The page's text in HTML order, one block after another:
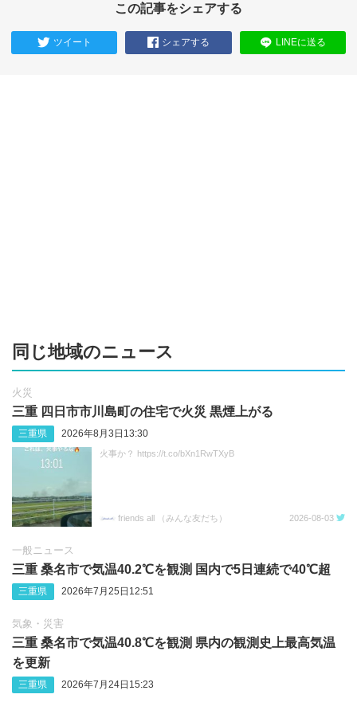
この記事をシェアする
ツイート シェアする LINEに送る
同じ地域のニュース
火災
三重 四日市市川島町の住宅で火災 黒煙上がる
三重県 2026年8月3日13:30
火事か？ https://t.co/bXn1RwTXyB
friends all （みんな友だち） 2026-08-03
一般ニュース
三重 桑名市で気温40.2℃を観測 国内で5日連続で40℃超
三重県 2026年7月25日12:51
気象・災害
三重 桑名市で気温40.8℃を観測 県内の観測史上最高気温
を更新
三重県 2026年7月24日15:23